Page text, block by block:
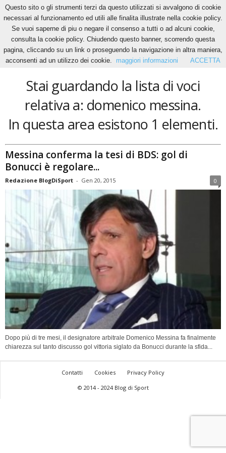
Home Tags Domenico messina
domenico messina
Stai guardando la lista di voci
relativa a: domenico messina.
In questa area esistono 1 elementi.
Messina conferma la tesi di BDS: gol di
Bonucci è regolare...
Redazione BlogDiSport - Gen 20, 2015 0
Dopo più di tre mesi, il designatore arbitrale Domenico Messina fa finalmente
chiarezza sul tanto discusso gol vittoria siglato da Bonucci durante la sfida...
Contatti Cookies
Privacy Policy
© 2014 - 2024 Blog di Sport
Questo sito o gli strumenti terzi da questo utilizzati si avvalgono di cookie
necessari al funzionamento ed utili alle finalita illustrate nella cookie policy.
Se vuoi saperne di piu o negare il consenso a tutti o ad alcuni cookie,
consulta la cookie policy. Chiudendo questo banner, scorrendo questa
pagina, cliccando su un link o proseguendo la navigazione in altra maniera,
acconsenti ad un utilizzo dei cookie.
maggiori informazioni ACCETTA